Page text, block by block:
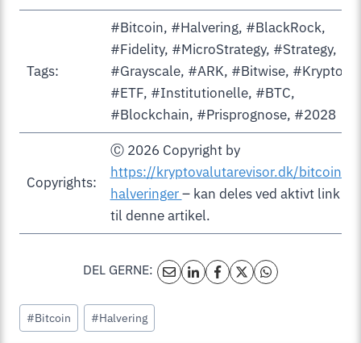
Tags:
#Bitcoin, #Halvering, #BlackRock,
#Fidelity, #MicroStrategy, #Strategy,
#Grayscale, #ARK, #Bitwise, #Krypto,
#ETF, #Institutionelle, #BTC,
#Blockchain, #Prisprognose, #2028
Copyrights:
Ⓒ 2026 Copyright by
https://kryptovalutarevisor.dk/bitcoin-
halveringer– kan deles ved aktivt link
til denne artikel.
DEL GERNE:
Indlæg-
tags:
#Bitcoin #Halvering